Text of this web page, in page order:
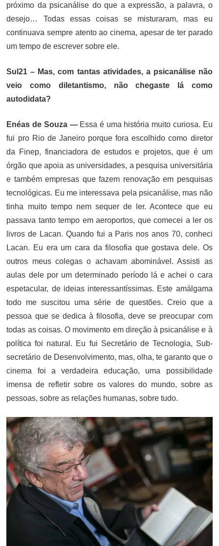
próximo da psicanálise do que a expressão, a palavra, o
desejo… Todas essas coisas se misturaram, mas eu
continuava sempre atento ao cinema, apesar de ter parado
um tempo de escrever sobre ele.
Sul21 – Mas, com tantas atividades, a psicanálise não
veio como diletantismo, não chegaste lá como
autodidata?
Enéas de Souza —Essa é uma história muito curiosa. Eu
fui pro Rio de Janeiro porque fora escolhido como diretor
da Finep, financiadora de estudos e projetos, que é um
órgão que apoia as universidades, a pesquisa universitária
e também empresas que fazem renovação em pesquisas
tecnológicas. Eu me interessava pela psicanálise, mas não
tinha muito tempo nem sequer de ler. Acontece que eu
passava tanto tempo em aeroportos, que comecei a ler os
livros de Lacan. Quando fui a Paris nos anos 70, conheci
Lacan. Eu era um cara da filosofia que gostava dele. Os
outros meus colegas o achavam abominável. Assisti as
aulas dele por um determinado período lá e achei o cara
espetacular, de ideias interessantíssimas. Este amálgama
todo me suscitou uma série de questões. Creio que a
pessoa que se dedica à filosofia, deve se preocupar com
todas as coisas. O movimento em direção à psicanálise e à
política foi natural. Eu fui Secretário de Tecnologia, Sub-
secretário de Desenvolvimento, mas, olha, te garanto que o
cinema foi a verdadeira educação, uma possibilidade
imensa de refletir sobre os valores do mundo, sobre as
pessoas, sobre as relações humanas, sobre tudo.